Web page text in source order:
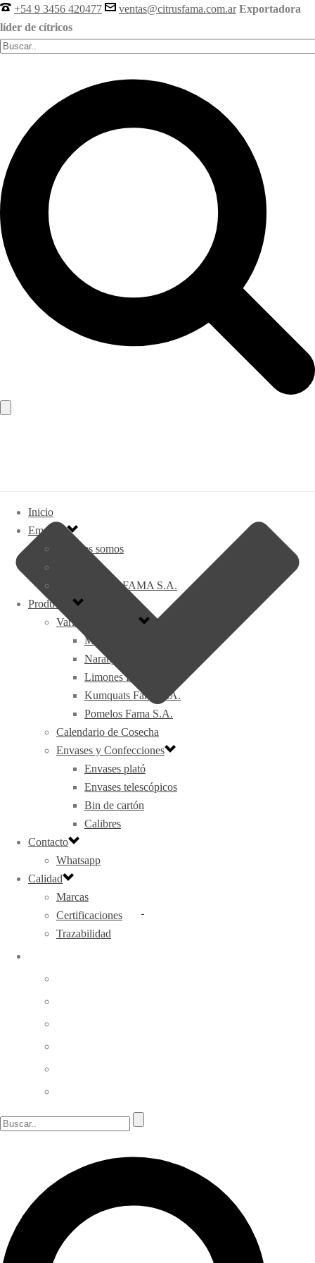
+54 9 3456 420477 ventas@citrusfama.com.ar Exportadora
líder de cítricos
Inicio
Empresa
Quienes somos
Novedades de FAMA S.A.
Productos
Variedades cítricas
Mandarinas Fama S.A.
Naranjas Fama S.A.
Limones Fama S.A.
Kumquats Fama S.A.
Pomelos Fama S.A.
Calendario de Cosecha
Envases y Confecciones
Envases plató
Envases telescópicos
Bin de cartón
Calibres
Contacto
Whatsapp
Calidad
Marcas
Certificaciones
Trazabilidad